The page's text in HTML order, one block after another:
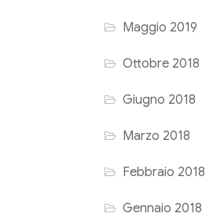
Maggio 2019
Ottobre 2018
Giugno 2018
Marzo 2018
Febbraio 2018
Gennaio 2018